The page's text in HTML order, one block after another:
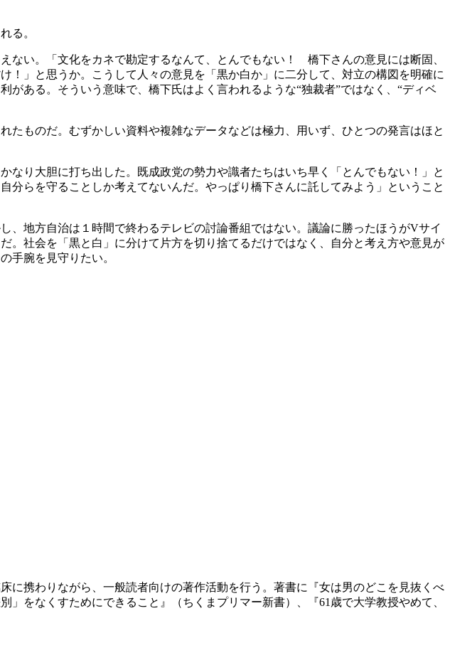
る。
い。「文化をカネで勘定するなんて、とんでもない！ 橋下さんの意見には断固、
」と思うか。こうして人々の意見を「黒か白か」に二分して、対立の構図を明確に
ある。そういう意味で、橋下氏はよく言われるような“独裁者”ではなく、“ディベ
ものだ。むずかしい資料や複雑なデータなどは極力、用いず、ひとつの発言はほと
り大胆に打ち出した。既成政党の勢力や識者たちはいち早く「とんでもない！」と
らを守ることしか考えてないんだ。やっぱり橋下さんに託してみよう」ということ
地方自治は１時間で終わるテレビの討論番組ではない。議論に勝ったほうがVサイ
。社会を「黒と白」に分けて片方を切り捨てるだけではなく、自分と考え方や意見が
の手腕を見守りたい。
に携わりながら、一般読者向けの著作活動を行う。著書に『女は男のどこを見抜くべ
をなくすためにできること』（ちくまプリマー新書）、『61歳で大学教授やめて、